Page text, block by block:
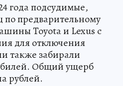
года подсудимые,
по предварительному
Toyota и Lexus с
для отключения
также забирали
Общий ущерб
рублей.